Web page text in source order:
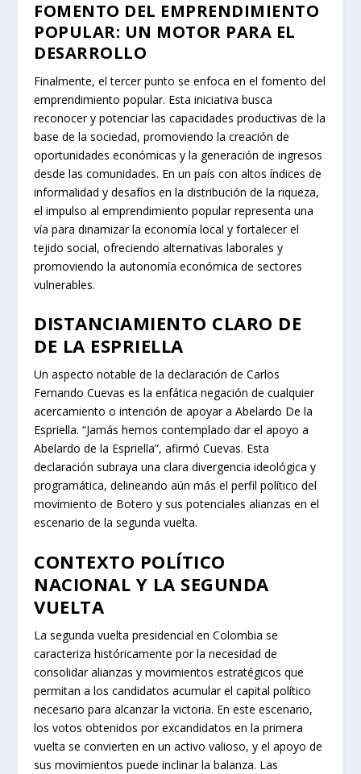
FOMENTO DEL EMPRENDIMIENTO
POPULAR: UN MOTOR PARA EL
DESARROLLO
Finalmente, el tercer punto se enfoca en el fomento del
emprendimiento popular. Esta iniciativa busca
reconocer y potenciar las capacidades productivas de la
base de la sociedad, promoviendo la creación de
oportunidades económicas y la generación de ingresos
desde las comunidades. En un país con altos índices de
informalidad y desafíos en la distribución de la riqueza,
el impulso al emprendimiento popular representa una
vía para dinamizar la economía local y fortalecer el
tejido social, ofreciendo alternativas laborales y
promoviendo la autonomía económica de sectores
vulnerables.
DISTANCIAMIENTO CLARO DE
DE LA ESPRIELLA
Un aspecto notable de la declaración de Carlos
Fernando Cuevas es la enfática negación de cualquier
acercamiento o intención de apoyar a Abelardo De la
Espriella. “Jamás hemos contemplado dar el apoyo a
Abelardo de la Espriella”, afirmó Cuevas. Esta
declaración subraya una clara divergencia ideológica y
programática, delineando aún más el perfil político del
movimiento de Botero y sus potenciales alianzas en el
escenario de la segunda vuelta.
CONTEXTO POLÍTICO
NACIONAL Y LA SEGUNDA
VUELTA
La segunda vuelta presidencial en Colombia se
caracteriza históricamente por la necesidad de
consolidar alianzas y movimientos estratégicos que
permitan a los candidatos acumular el capital político
necesario para alcanzar la victoria. En este escenario,
los votos obtenidos por excandidatos en la primera
vuelta se convierten en un activo valioso, y el apoyo de
sus movimientos puede inclinar la balanza. Las